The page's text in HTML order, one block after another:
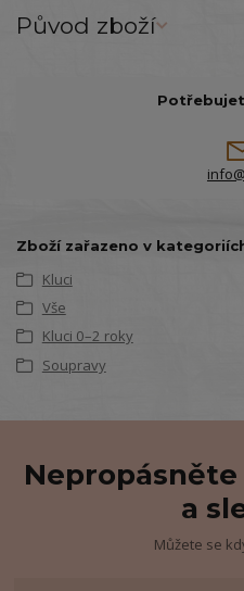
Původ zboží
Zboží zařazeno v
Kluci
Vše
Kluci 0–2 roky
Soupravy
a
Můžete se